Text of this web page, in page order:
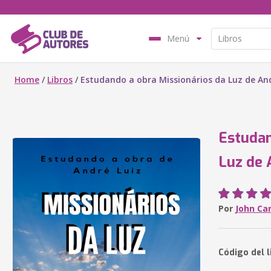
Menú
Home / Libros / Estudando a obra Missionários da Luz de
Luz de
Por John
Código del